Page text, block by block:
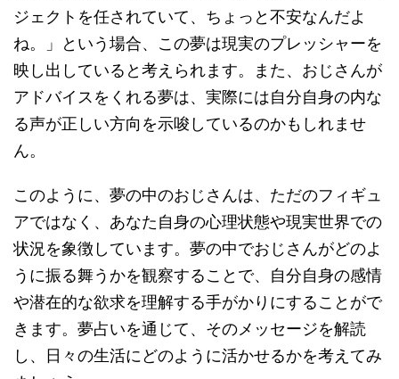
ジェクトを任されていて、ちょっと不安なんだよ
ね。」という場合、この夢は現実のプレッシャーを
映し出していると考えられます。また、おじさんが
アドバイスをくれる夢は、実際には自分自身の内な
る声が正しい方向を示唆しているのかもしれませ
ん。
このように、夢の中のおじさんは、ただのフィギュ
アではなく、あなた自身の心理状態や現実世界での
状況を象徴しています。夢の中でおじさんがどのよ
うに振る舞うかを観察することで、自分自身の感情
や潜在的な欲求を理解する手がかりにすることがで
きます。夢占いを通じて、そのメッセージを解読
し、日々の生活にどのように活かせるかを考えてみ